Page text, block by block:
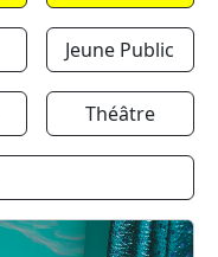
Jeune Public
Théâtre